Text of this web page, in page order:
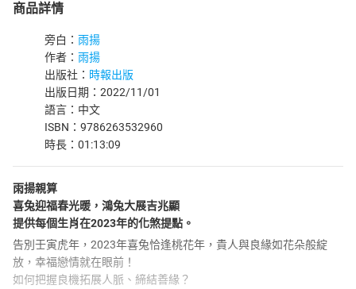
商品詳情
旁白： 雨揚
作者： 雨揚
出版社： 時報出版
出版日期：2022/11/01
語言：中文
ISBN：9786263532960
時長：01:13:09
雨揚親算
喜兔迎福春光暖，鴻兔大展吉兆顯
提供每個生肖在2023年的化煞提點。
告別壬寅虎年，2023年喜兔恰逢桃花年，貴人與良緣如花朵般綻
放，幸福戀情就在眼前！
如何把握良機拓展人脈、締結善緣？